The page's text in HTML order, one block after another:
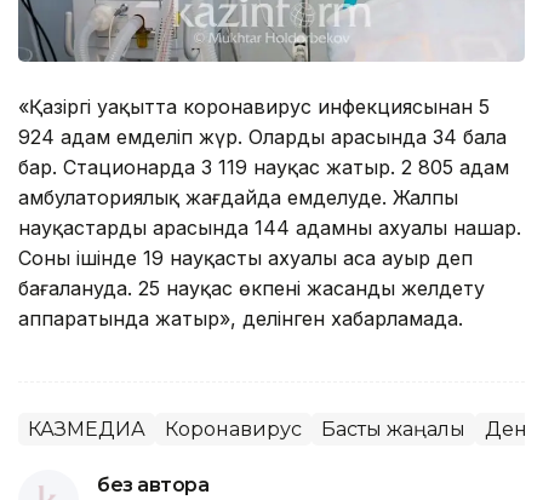
«Қазіргі уақытта коронавирус инфекциясынан 5
924 адам емделіп жүр. Олардың арасында 34 бала
бар. Стационарда 3 119 науқас жатыр. 2 805 адам
амбулаториялық жағдайда емделуде. Жалпы
науқастардың арасында 144 адамның ахуалы нашар.
Соның ішінде 19 науқастың ахуалы аса ауыр деп
бағалануда. 25 науқас өкпені жасанды желдету
аппаратында жатыр», делінген хабарламада.
КАЗМЕДИА Коронавирус Басты жаңалық
без автора